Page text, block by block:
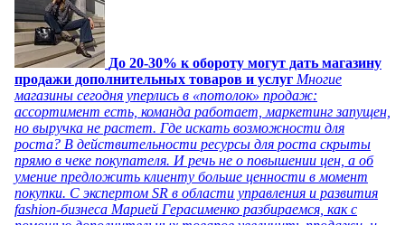
До 20-30% к обороту могут дать магазину
продажи дополнительных товаров и услуг Многие
магазины сегодня уперлись в «потолок» продаж:
ассортимент есть, команда работает, маркетинг запущен,
но выручка не растет. Где искать возможности для
роста? В действительности ресурсы для роста скрыты
прямо в чеке покупателя. И речь не о повышении цен, а об
умение предложить клиенту больше ценности в момент
покупки. С экспертом SR в области управления и развития
fashion-бизнеса Марией Герасименко разбираемся, как с